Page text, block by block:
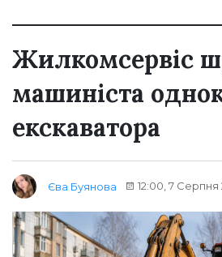
Жилкомсервіс
машиніста
екскаватора
Єва Буянова 12:00, 7 Серпня